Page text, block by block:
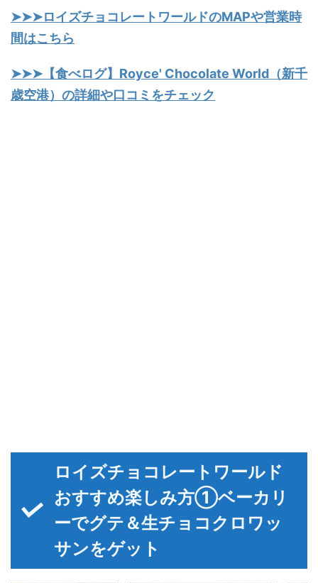
➤➤➤ロイズチョコレートワールドのMAPや営業時
間はこちら
➤➤➤【食べログ】Royce' Chocolate World（新千
歳空港）の詳細や口コミをチェック
ロイズチョコレートワールド
おすすめ楽しみ方①ベーカリ
ーでグテ＆生チョコクロワッ
サンをゲット